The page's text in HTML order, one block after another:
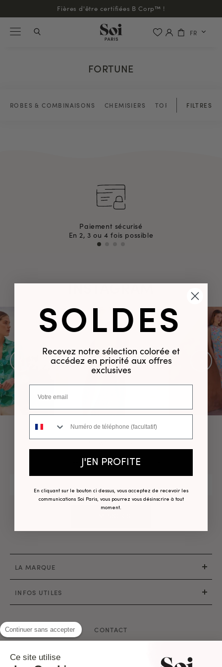
Fières d'être certifiées B Corp™ !
FR
FORTUNE
ROBES & COMBINAISONS CHEMISIERS TOPS & BLOUSES
FILTRES
Paiement sécurisé
En 2, 3 ou 4 fois possible
INSTAGRAM
CONTACT
LA MARQUE
INFOS UTILES
NEWSLETTER
Inscrivez-vous pour ne rien louper !
Continuer sans accepter
Ce site utilise
SOLDES
Recevez notre sélection colorée et
accédez en priorité aux offres
exclusives
J'EN PROFITE
En cliquant sur le bouton ci dessus, vous acceptez de recevoir les
communications Soi Paris, vous pourrez vous désinscrire à tout
moment.